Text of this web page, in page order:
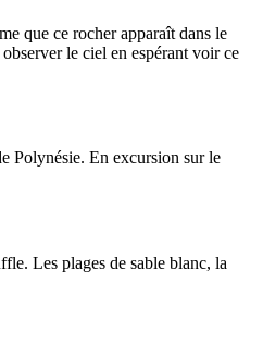
que ce rocher apparaît dans le
le ciel en espérant voir ce
Polynésie. En excursion sur le
Les plages de sable blanc, la